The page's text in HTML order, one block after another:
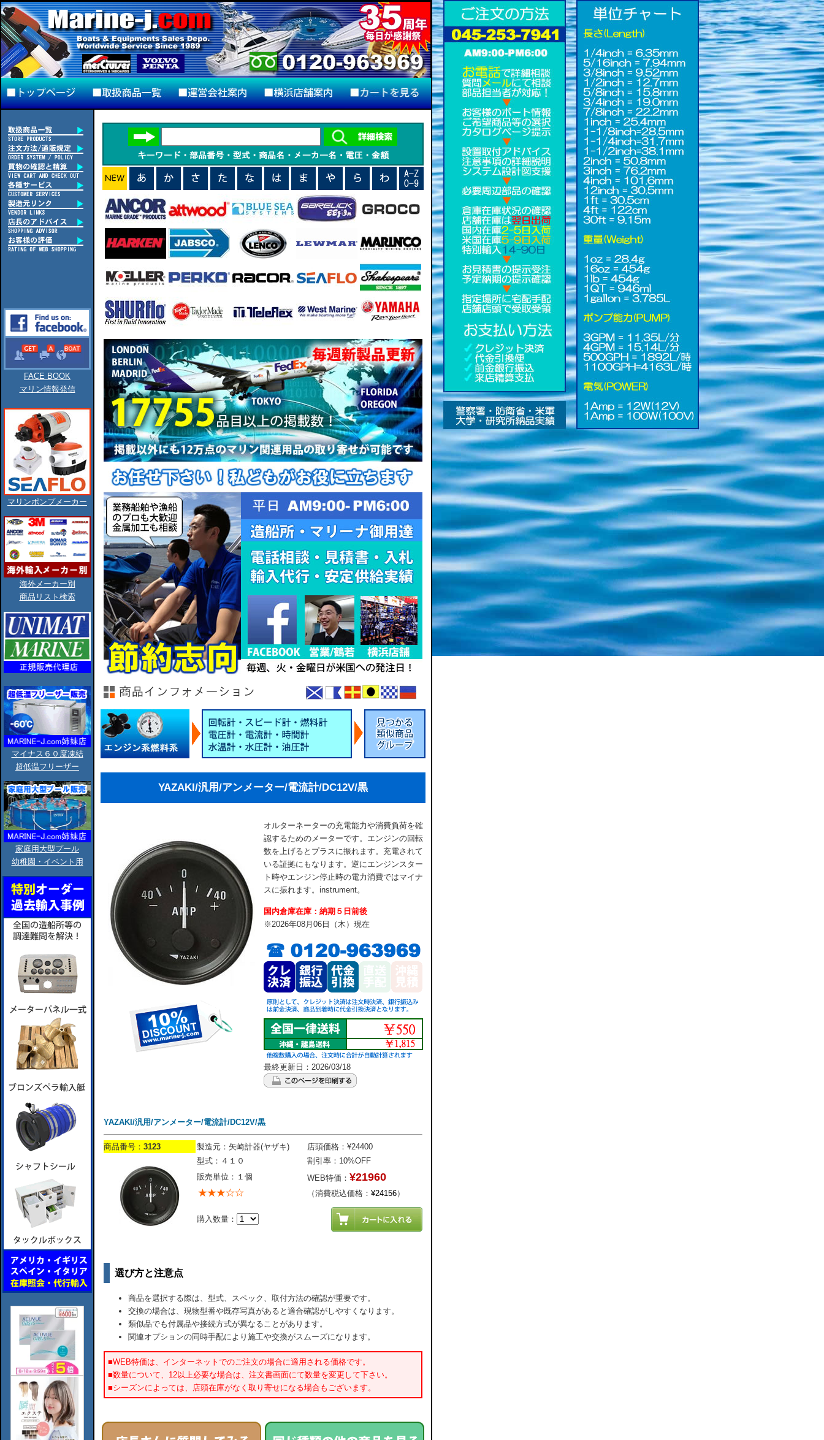
FACE BOOK
マリン情報発信
マリンポンプメーカー
海外メーカー別
商品リスト検索
マイナス６０度凍結
超低温フリーザー
家庭用大型プール
幼稚園・イベント用
YAZAKI/汎用/アンメーター/電流計/DC12V/黒
オルターネーターの充電能力や消費負荷を確
認するためのメーターです。エンジンの回転
数を上げるとプラスに振れます。充電されて
いる証拠にもなります。逆にエンジンスター
ト時やエンジン停止時の電力消費ではマイナ
スに振れます。instrument。
国内倉庫在庫：納期５日前後
※2026年08月06日（木）現在
最終更新日：2026/03/18
YAZAKI/汎用/アンメーター/電流計/DC12V/黒
商品番号： 3123 製造元：矢崎計器(ヤザキ)
店頭価格：¥24400
型式：４１０
割引率：10%OFF
販売単位：１個
WEB特価： ¥21960
（消費税込価格： ¥24156）
購入数量：
選び方と注意点
商品を選択する際は、型式、スペック、取付方法の確認が重要です。
交換の場合は、現物型番や既存写真があると適合確認がしやすくなります。
類似品でも付属品や接続方式が異なることがあります。
関連オプションの同時手配により施工や交換がスムーズになります。
■WEB特価は、インターネットでのご注文の場合に適用される価格です。
■数量について、12以上必要な場合は、注文書画面にて数量を変更して下さい。
■シーズンによっては、店頭在庫がなく取り寄せになる場合もございます。